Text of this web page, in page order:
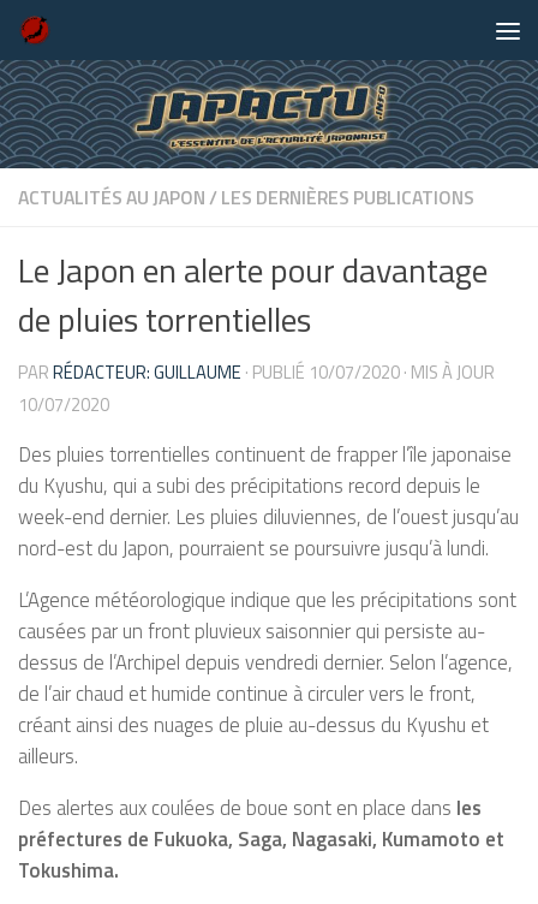
Skip to content
ACTUALITÉS AU JAPON/LES DERNIÈRES PUBLICATIONS
Le Japon en alerte pour davantage
de pluies torrentielles
PARRÉDACTEUR: GUILLAUME · PUBLIÉ 10/07/2020· MIS À JOUR
10/07/2020
Des pluies torrentielles continuent de frapper l’île japonaise
du Kyushu, qui a subi des précipitations record depuis le
week-end dernier. Les pluies diluviennes, de l’ouest jusqu’au
nord-est du Japon, pourraient se poursuivre jusqu’à lundi.
L’Agence météorologique indique que les précipitations sont
causées par un front pluvieux saisonnier qui persiste au-
dessus de l’Archipel depuis vendredi dernier. Selon l’agence,
de l’air chaud et humide continue à circuler vers le front,
créant ainsi des nuages de pluie au-dessus du Kyushu et
ailleurs.
Des alertes aux coulées de boue sont en place dans les
préfectures de Fukuoka, Saga, Nagasaki, Kumamoto et
Tokushima.